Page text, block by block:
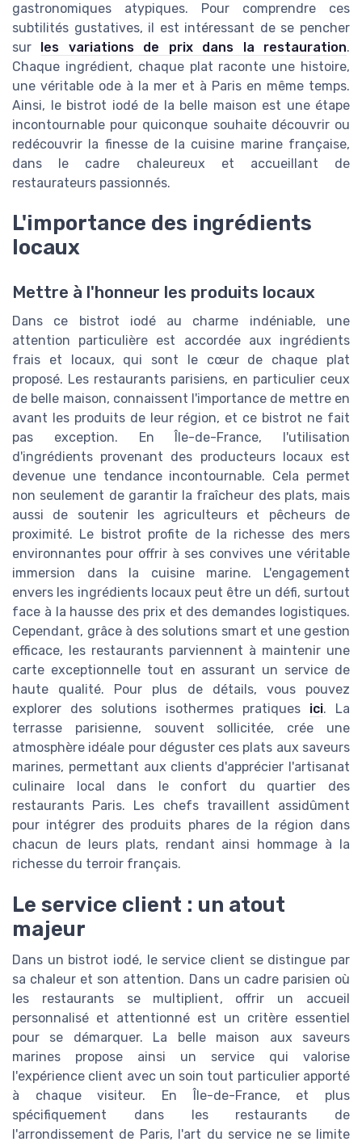
gastronomiques atypiques. Pour comprendre ces
subtilités gustatives, il est intéressant de se pencher
sur les variations de prix dans la restauration.
Chaque ingrédient, chaque plat raconte une histoire,
une véritable ode à la mer et à Paris en même temps.
Ainsi, le bistrot iodé de la belle maison est une étape
incontournable pour quiconque souhaite découvrir ou
redécouvrir la finesse de la cuisine marine française,
dans le cadre chaleureux et accueillant de
restaurateurs passionnés.
L'importance des ingrédients
locaux
Mettre à l'honneur les produits locaux
Dans ce bistrot iodé au charme indéniable, une
attention particulière est accordée aux ingrédients
frais et locaux, qui sont le cœur de chaque plat
proposé. Les restaurants parisiens, en particulier ceux
de belle maison, connaissent l'importance de mettre en
avant les produits de leur région, et ce bistrot ne fait
pas exception. En Île-de-France, l'utilisation
d'ingrédients provenant des producteurs locaux est
devenue une tendance incontournable. Cela permet
non seulement de garantir la fraîcheur des plats, mais
aussi de soutenir les agriculteurs et pêcheurs de
proximité. Le bistrot profite de la richesse des mers
environnantes pour offrir à ses convives une véritable
immersion dans la cuisine marine. L'engagement
envers les ingrédients locaux peut être un défi, surtout
face à la hausse des prix et des demandes logistiques.
Cependant, grâce à des solutions smart et une gestion
efficace, les restaurants parviennent à maintenir une
carte exceptionnelle tout en assurant un service de
haute qualité. Pour plus de détails, vous pouvez
explorer des solutions isothermes pratiques ici. La
terrasse parisienne, souvent sollicitée, crée une
atmosphère idéale pour déguster ces plats aux saveurs
marines, permettant aux clients d'apprécier l'artisanat
culinaire local dans le confort du quartier des
restaurants Paris. Les chefs travaillent assidûment
pour intégrer des produits phares de la région dans
chacun de leurs plats, rendant ainsi hommage à la
richesse du terroir français.
Le service client : un atout
majeur
Dans un bistrot iodé, le service client se distingue par
sa chaleur et son attention. Dans un cadre parisien où
les restaurants se multiplient, offrir un accueil
personnalisé et attentionné est un critère essentiel
pour se démarquer. La belle maison aux saveurs
marines propose ainsi un service qui valorise
l'expérience client avec un soin tout particulier apporté
à chaque visiteur. En Île-de-France, et plus
spécifiquement dans les restaurants de
l'arrondissement de Paris, l'art du service ne se limite